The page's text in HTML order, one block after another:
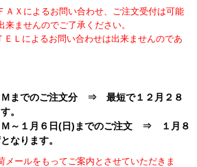
Ｘによるお問い合わせ、ご注文受付は可能
ませんのでご了承ください。
Ｌによるお問い合わせは出来ませんのであ
Ｍまでのご注文分 ⇒ 最短で１２月２８
。
Ｍ～１月６日(日)までのご注文 ⇒ １月８
なります。
ールをもってご案内とさせていただきま